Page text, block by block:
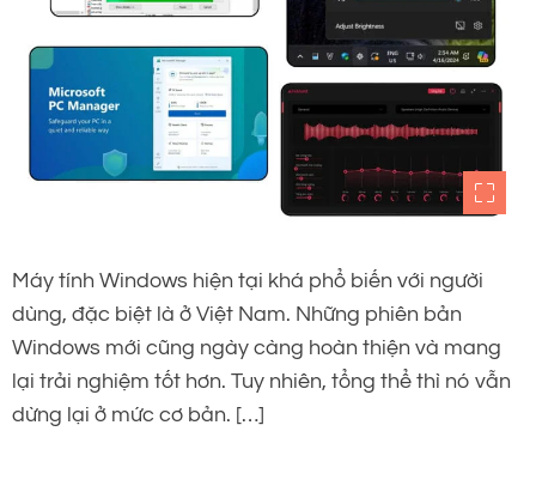
Máy tính Windows hiện tại khá phổ biến với người
dùng, đặc biệt là ở Việt Nam. Những phiên bản
Windows mới cũng ngày càng hoàn thiện và mang
lại trải nghiệm tốt hơn. Tuy nhiên, tổng thể thì nó vẫn
dừng lại ở mức cơ bản. […]